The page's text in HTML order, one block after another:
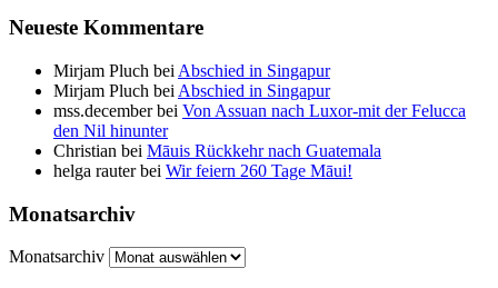
Neueste Kommentare
Mirjam Pluch bei Abschied in Singapur
Mirjam Pluch bei Abschied in Singapur
mss.decemberbei Von Assuan nach Luxor-mit der Felucca
den Nil hinunter
Christian bei Māuis Rückkehr nach Guatemala
helga rauterbei Wir feiern 260 Tage Māui!
Monatsarchiv
Monatsarchiv